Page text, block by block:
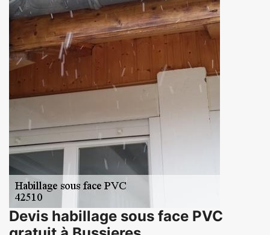
Devis habillage sous face PVC